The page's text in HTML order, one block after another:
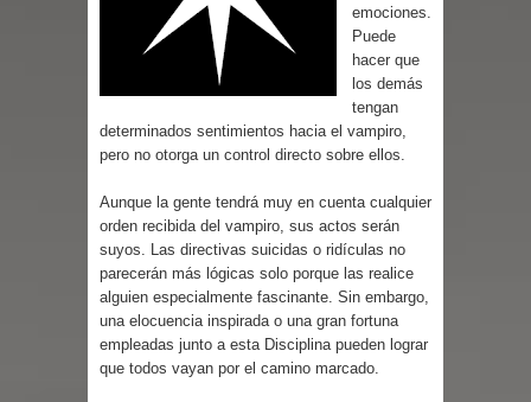
emociones.
Puede
hacer que
los demás
tengan
determinados sentimientos hacia el vampiro,
pero no otorga un control directo sobre ellos.
Aunque la gente tendrá muy en cuenta cualquier
orden recibida del vampiro, sus actos serán
suyos. Las directivas suicidas o ridículas no
parecerán más lógicas solo porque las realice
alguien especialmente fascinante. Sin embargo,
una elocuencia inspirada o una gran fortuna
empleadas junto a esta Disciplina pueden lograr
que todos vayan por el camino marcado.